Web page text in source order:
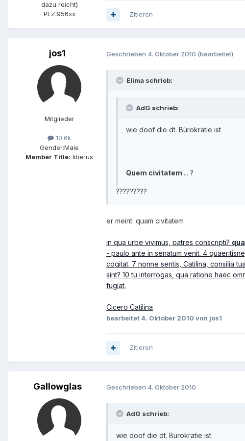
dazu reicht)
PLZ:956xx Zitieren
jos1
Mitglieder
10.6k
Gender:Male
Member Title: liberus
Geschrieben 4. Oktober 2010 (bearbeitet)
Elima schrieb:
AdG schrieb:
wie doof die dt. Bürokratie ist
Quem civitatem ... ?
?????????
er meint: quam civitatem
in qua urbe vivimus, patres conscripti?
- paulo ante in senatum venit. 4
cogitat. 7 nonne sentis, Catilina, consilia
sint? 10 tu interrogas, qua ratione haec
fugiat.
Cicero Catilina
bearbeitet4. Oktober 2010 von jos1
Zitieren
Gallowglas Geschrieben 4. Oktober 2010
AdG schrieb:
wie doof die dt. Bürokratie ist